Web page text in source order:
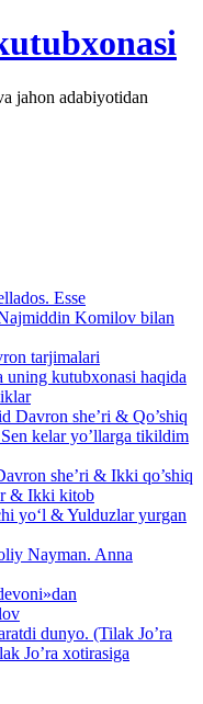
jahon adabiyotidan
Esse
Komilov bilan
tarjimalari
kutubxonasi haqida
Davron she’ri & Qo’shiq
kelar yo’llarga tikildim
she’ri & Ikki qo’shiq
& Ikki kitob
yo‘l & Yulduzlar yurgan
Nayman. Anna
dunyo. (Tilak Jo’ra
Jo’ra xotirasiga